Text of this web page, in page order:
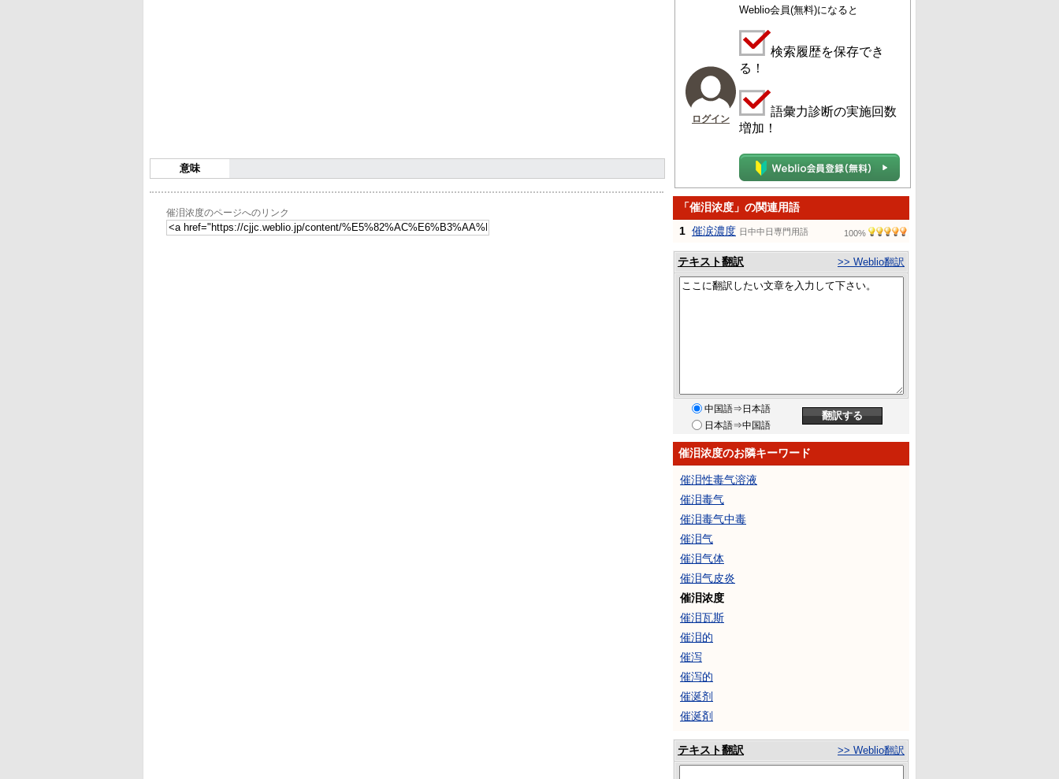
意味
催泪浓度のページへのリンク
ログイン
Weblio会員(無料)になると
検索履歴を保存でき
る！
語彙力診断の実施回数
増加！
「催泪浓度」の関連用語
1 催涙濃度 日中中日専門用語 100%
テキスト翻訳 >> Weblio翻訳
中国語⇒日本語
日本語⇒中国語
催泪浓度のお隣キーワード
催泪性毒气溶液
催泪毒气
催泪毒气中毒
催泪气
催泪气体
催泪气皮炎
催泪浓度
催泪瓦斯
催泪的
催泻
催泻的
催涎剂
催涎剤
テキスト翻訳 >> Weblio翻訳